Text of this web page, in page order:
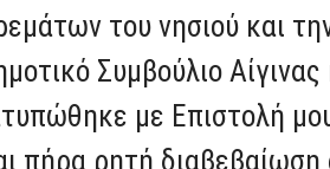
του νησιού και
Συμβούλιο
με Επιστολή
πήρα ρητή διαβεβαίωση